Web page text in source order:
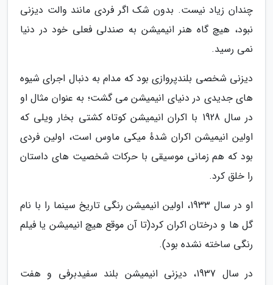
چندان زیاد نیست. بدون شک اگر فردی مانند والت دیزنی
نبود، هیچ گاه هنر انیمیشن به صندلی فعلی خود در دنیا
نمی رسید.
دیزنی شخصی بلندپروازی بود که مدام به دنبال اجرای شیوه
های جدیدی در دنیای انیمیشن می گشت؛ به عنوان مثال او
در سال 1928 با اکران انیمیشن کوتاه کشتی بخار ویلی که
اولین انیمیشن اکران شدهٔ میکی ماوس است، اولین فردی
بود که هم زمانی موسیقی با حرکات شخصیت های داستان
را خلق کرد.
او در سال 1933، اولین انیمیشن رنگی تاریخ سینما را با نام
گل ها و درختان اکران کرد(تا آن موقع هیچ انیمیشن یا فیلم
رنگی ساخته نشده بود).
در سال 1937، دیزنی انیمیشن بلند سفیدبرفی و هفت